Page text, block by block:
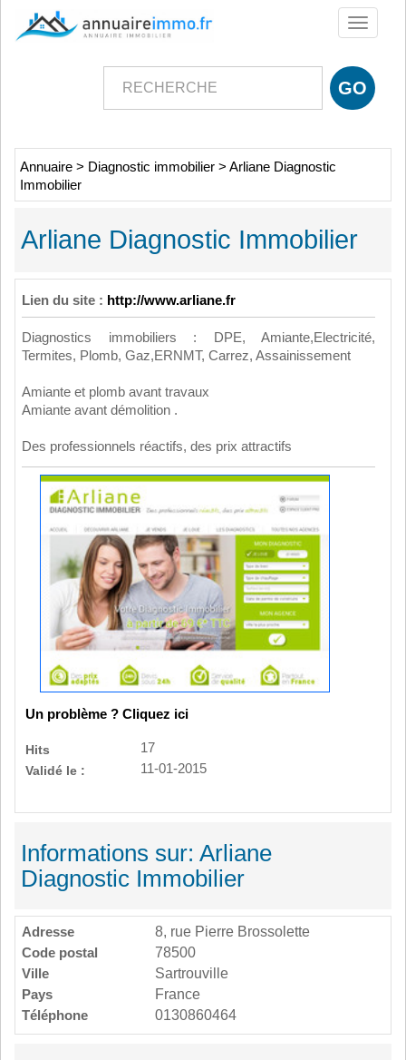
Toggle
Annuaire > Diagnostic immobilier > Arliane Diagnostic
Immobilier
Arliane Diagnostic Immobilier
Lien du site : http://www.arliane.fr
Diagnostics immobiliers : DPE, Amiante,Electricité,
Termites, Plomb, Gaz,ERNMT, Carrez, Assainissement
Amiante et plomb avant travaux
Amiante avant démolition .
Des professionnels réactifs, des prix attractifs
Un problème ? Cliquez ici
Hits
17
Validé le :
11-01-2015
Informations sur: Arliane
Diagnostic Immobilier
Adresse
8, rue Pierre Brossolette
Code postal
78500
Ville
Sartrouville
Pays
France
Téléphone
0130860464